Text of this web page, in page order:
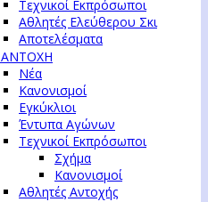
Τεχνικοί Εκπρόσωποι
Αθλητές Ελεύθερου Σκι
Αποτελέσματα
ΑΝΤΟΧΗ
Νέα
Κανονισμοί
Εγκύκλιοι
Έντυπα Αγώνων
Τεχνικοί Εκπρόσωποι
Σχήμα
Κανονισμοί
Αθλητές Αντοχής